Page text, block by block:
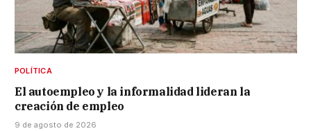
POLÍTICA
El autoempleo y la informalidad lideran la
creación de empleo
9 de agosto de 2026